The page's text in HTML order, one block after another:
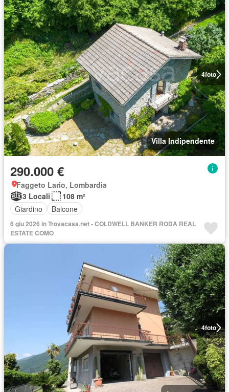
4foto
Villa Indipendente
290.000 €
Faggeto Lario, Lombardia
3 Locali
108 m²
Giardino
Balcone
6 giu 2026 in Trovacasa.net - COLDWELL BANKER RODA REAL
ESTATE COMO
4foto